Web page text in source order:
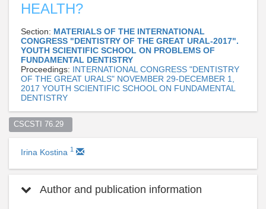
HEALTH?
Section: MATERIALS OF THE INTERNATIONAL
CONGRESS "DENTISTRY OF THE GREAT URAL-2017".
YOUTH SCIENTIFIC SCHOOL ON PROBLEMS OF
FUNDAMENTAL DENTISTRY
Proceedings: INTERNATIONAL CONGRESS "DENTISTRY
OF THE GREAT URALS" NOVEMBER 29-DECEMBER 1,
2017 YOUTH SCIENTIFIC SCHOOL ON FUNDAMENTAL
DENTISTRY
CSCSTI 76.29
Irina Kostina 1
Author and publication information